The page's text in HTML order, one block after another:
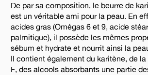
De par sa composition, le beurre de
est un véritable ami pour la peau. En
acides gras (Omégas 6 et 9, acide
palmitique), il possède les mêmes
sébum et hydrate et nourrit ainsi la
Il contient également du karitène, de
F, des alcools absorbants une partie